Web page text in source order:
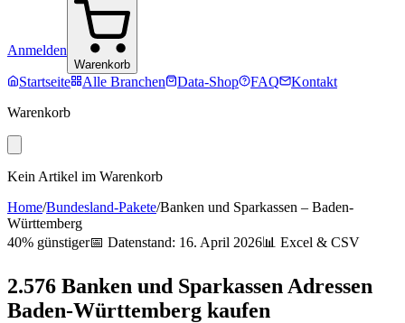
Anmelden
Warenkorb
Startseite Alle Branchen Data-Shop FAQ
Kontakt
Warenkorb
Kein Artikel im Warenkorb
Home/Bundesland-Pakete/Banken und Sparkassen – Baden-
Württemberg
40% günstiger📅 Datenstand: 16. April 2026📊 Excel & CSV
2.576 Banken und Sparkassen Adressen
Baden-Württemberg kaufen